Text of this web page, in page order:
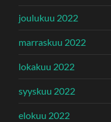
joulukuu 2022
marraskuu 2022
lokakuu 2022
syyskuu 2022
elokuu 2022